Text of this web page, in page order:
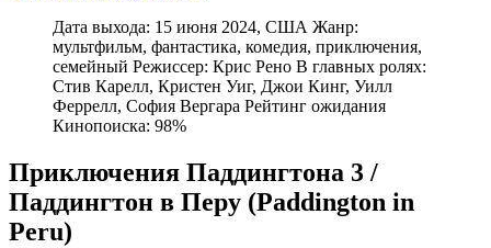
Дата выхода: 15 июня 2024, США Жанр:
мультфильм, фантастика, комедия, приключения,
семейный Режиссер: Крис Рено В главных ролях:
Стив Карелл, Кристен Уиг, Джои Кинг, Уилл
Феррелл, София Вергара Рейтинг ожидания
Кинопоиска: 98%
Приключения Паддингтона 3 /
Паддингтон в Перу (Paddington in
Peru)